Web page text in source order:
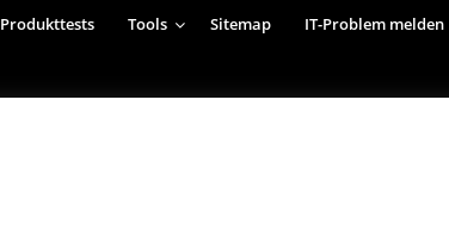
Produkttests Tools Sitemap IT-Problem melden